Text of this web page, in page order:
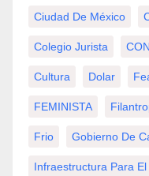
Ciudad De México
Colegio Jurista
Cultura Dolar
FEMINISTA
Frio Gobierno De
Infraestructura Para